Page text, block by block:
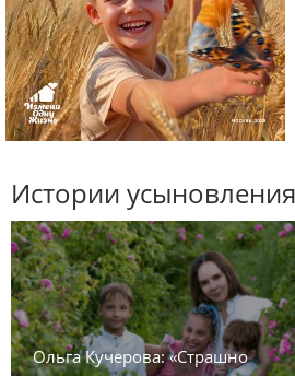
Истории усыновления
Ольга Кучерова: «Страшно